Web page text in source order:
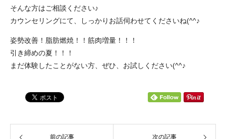
そんな方はご相談ください♪
カウンセリングにて、しっかりお話伺わせてくださいね(^^♪
姿勢改善！脂肪燃焼！！筋肉増量！！！
引き締めの夏！！！
まだ体験したことがない方、ぜひ、お試しください(^^♪
前の記事 次の記事